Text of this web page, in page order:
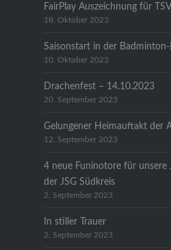
FairPlay Auszeichnung für
18. Oktober 2023
Saisonstart in der Badminton-
10. Oktober 2023
Drachenfest – 14.10.2023
20. September 2023
Gelungener Heimauftakt der
12. September 2023
4 neue Funinotore für unsere
der JSG Südkreis
2. September 2023
In stiller Trauer
2. September 2023